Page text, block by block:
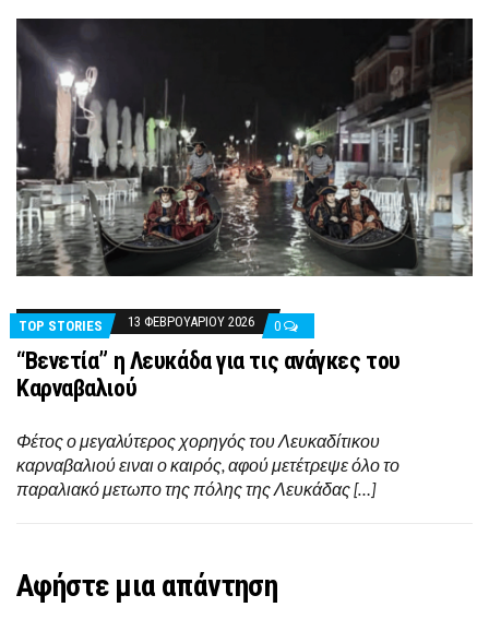
TOP STORIES 13 ΦΕΒΡΟΥΑΡΊΟΥ 2026 0
“Βενετία” η Λευκάδα για τις ανάγκες του
Καρναβαλιού
Φέτος ο μεγαλύτερος χορηγός του Λευκαδίτικου
καρναβαλιού ειναι ο καιρός, αφού μετέτρεψε όλο το
παραλιακό μετωπο της πόλης της Λευκάδας […]
Αφήστε μια απάντηση